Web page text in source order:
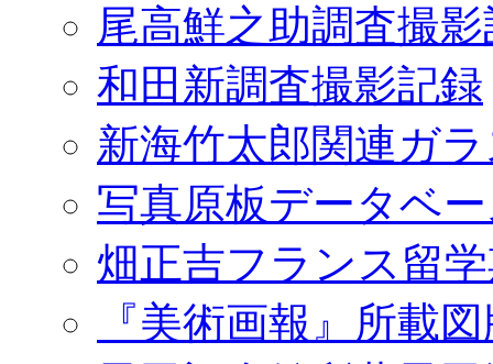
尾高鮮之助調査撮
和田新調査撮影記録
新海竹太郎関連ガ
写真原板データベ
畑正吉フランス留
『美術画報』所載